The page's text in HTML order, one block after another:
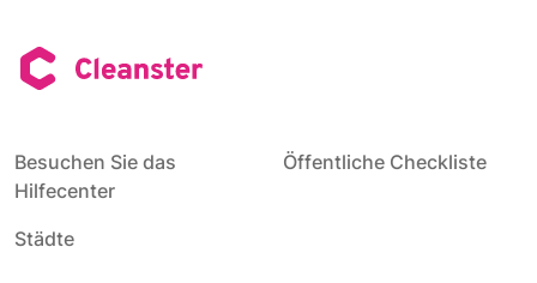
Besuchen Sie das
Hilfecenter
Öffentliche Checkliste
Städte